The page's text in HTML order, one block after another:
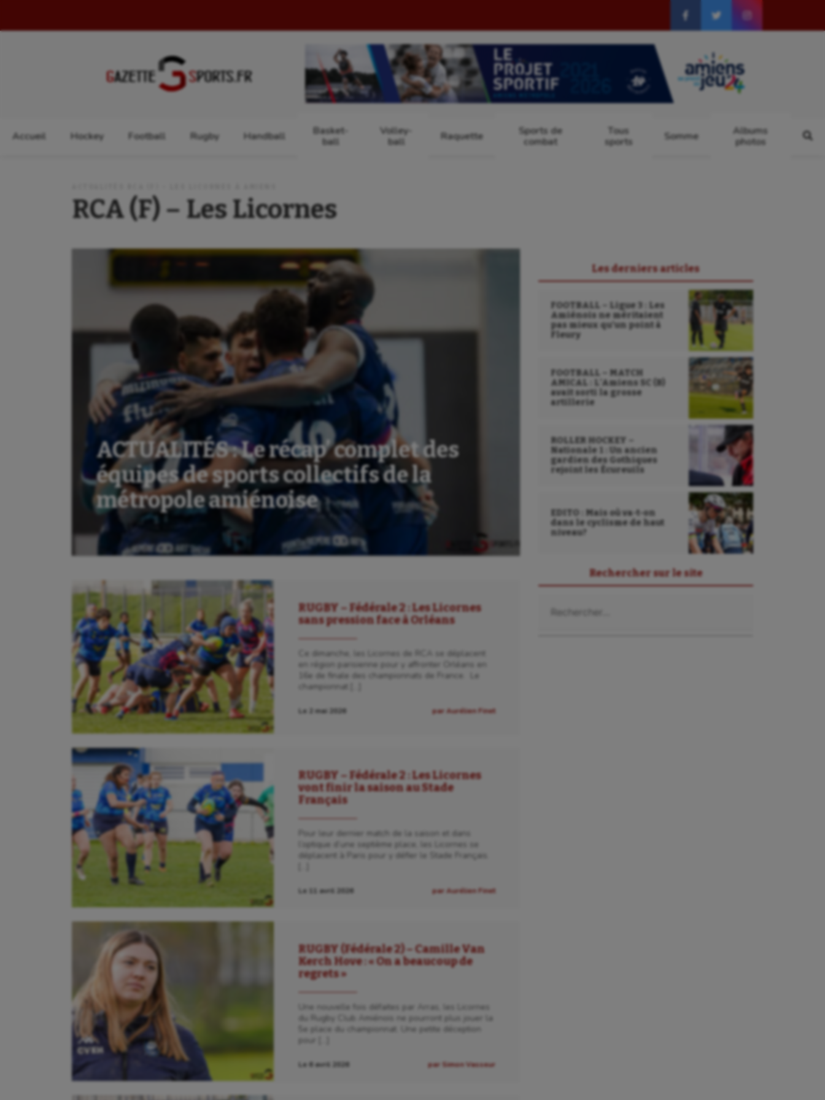
Accueil Hockey Football Rugby Handball
Basket-
ball
Volley-
ball
Raquette
Sports de
combat
Tous
sports
Somme
Albums
photos
RCA (F) – Les Licornes
ACTUALITÉS : Le récap’ complet des
équipes de sports collectifs de la
métropole amiénoise
RUGBY – Fédérale 2 : Les Licornes
sans pression face à Orléans
Ce dimanche, les Licornes de RCA se déplacent
en région parisienne pour y affronter Orléans en
16e de finale des championnats de France. Le
championnat […]
Le 2 mai 2026 par Aurélien Finet
RUGBY – Fédérale 2 : Les Licornes
vont finir la saison au Stade
Français
Pour leur dernier match de la saison et dans
l’optique d’une septième place, les Licornes se
déplacent à Paris pour y défier le Stade Français.
Le 11 avril 2026 par Aurélien Finet
RUGBY (Fédérale 2) – Camille Van
Kerch Hove : « On a beaucoup de
regrets »
Une nouvelle fois défaites par Arras, les Licornes
du Rugby Club Amiénois ne pourront plus jouer la
5e place du championnat. Une petite déception
pour […]
Le 6 avril 2026 par Simon Vasseur
Les derniers articles
FOOTBALL – Ligue 3 : Les
Amiénois ne méritaient
pas mieux qu’un point à
Fleury
FOOTBALL – MATCH
AMICAL : L’Amiens SC (B)
avait sorti la grosse
artillerie
ROLLER HOCKEY –
Nationale 1 : Un ancien
gardien des Gothiques
rejoint les Écureuils
EDITO : Mais où va-t-on
dans le cyclisme de haut
niveau?
Rechercher sur le site